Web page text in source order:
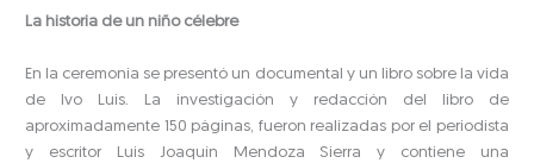
La historia de un niño célebre
En la ceremonia se presentó un documental y un libro sobre la vida
de Ivo Luis. La investigación y redacción del libro de
aproximadamente 150 páginas, fueron realizadas por el periodista
y escritor Luis Joaquín Mendoza Sierra y contiene una